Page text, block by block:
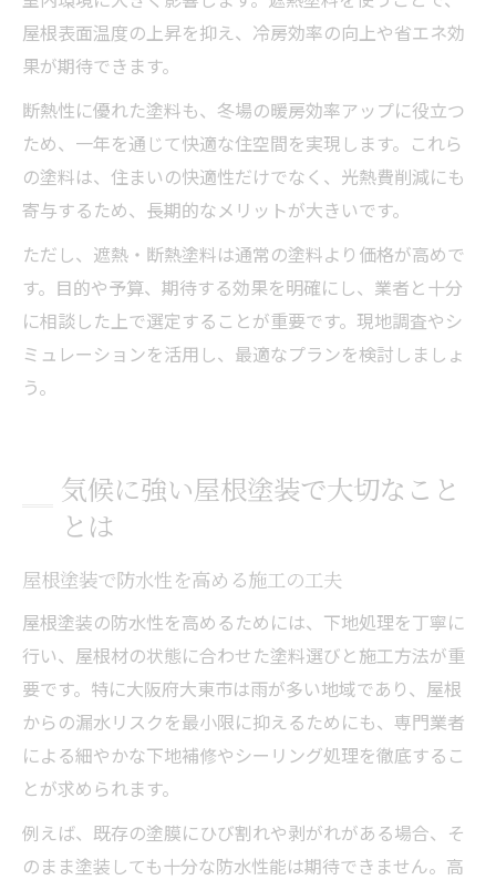
屋根表面温度の上昇を抑え、冷房効率の向上や省エネ効
果が期待できます。
断熱性に優れた塗料も、冬場の暖房効率アップに役立つ
ため、一年を通じて快適な住空間を実現します。これら
の塗料は、住まいの快適性だけでなく、光熱費削減にも
寄与するため、長期的なメリットが大きいです。
ただし、遮熱・断熱塗料は通常の塗料より価格が高めで
す。目的や予算、期待する効果を明確にし、業者と十分
に相談した上で選定することが重要です。現地調査やシ
ミュレーションを活用し、最適なプランを検討しましょ
う。
気候に強い屋根塗装で大切なこと
とは
屋根塗装で防水性を高める施工の工夫
屋根塗装の防水性を高めるためには、下地処理を丁寧に
行い、屋根材の状態に合わせた塗料選びと施工方法が重
要です。特に大阪府大東市は雨が多い地域であり、屋根
からの漏水リスクを最小限に抑えるためにも、専門業者
による細やかな下地補修やシーリング処理を徹底するこ
とが求められます。
例えば、既存の塗膜にひび割れや剥がれがある場合、そ
のまま塗装しても十分な防水性能は期待できません。高